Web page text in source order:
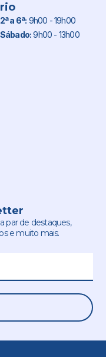
2ª a 6ª: 9h00 - 19h00
Sábado:9h00 - 13h00
par de destaques,
e muito mais.